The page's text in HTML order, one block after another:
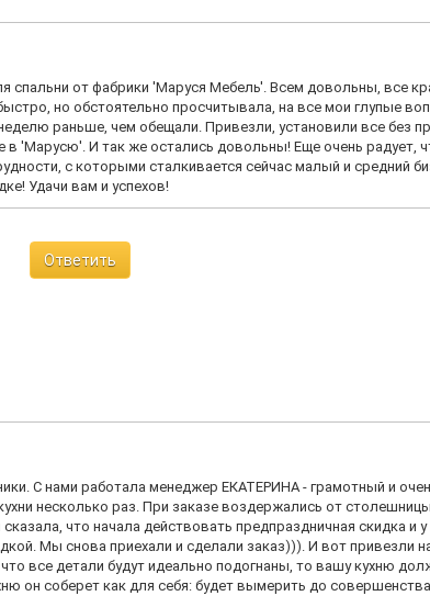
спальни от фабрики 'Маруся Мебель'. Всем довольны, все
но обстоятельно просчитывала, на все мои глупые
раньше, чем обещали. Привезли, установили все без
'Марусю'. И так же остались довольны! Еще очень радует,
с которыми сталкивается сейчас малый и средний
Удачи вам и успехов!
Ответить
С нами работала менеджер ЕКАТЕРИНА - грамотный и
несколько раз. При заказе воздержались от
что начала действовать предпраздничная скидка и у
Мы снова приехали и сделали заказ))). И вот привезли
все детали будут идеально подогнаны, то вашу кухню
он соберет как для себя: будет вымерить до